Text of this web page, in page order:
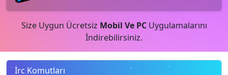
Size Uygun Ücretsiz Mobil Ve PC Uygulamalarını
İndirebilirsiniz.
İrc Komutları